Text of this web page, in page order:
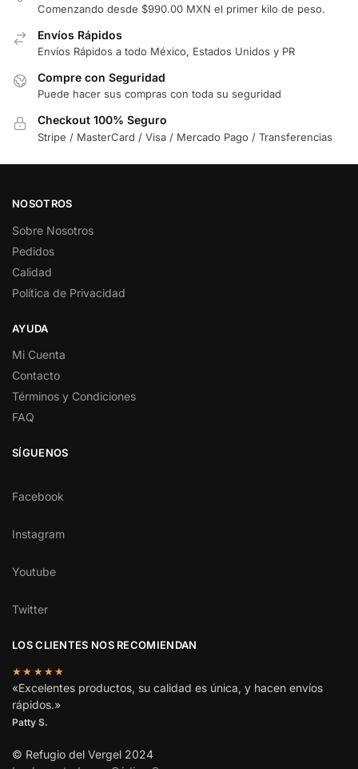
Comenzando desde $990.00 MXN el primer kilo de peso.
Envíos Rápidos
Envíos Rápidos a todo México, Estados Unidos y PR
Compre con Seguridad
Puede hacer sus compras con toda su seguridad
Checkout 100% Seguro
Stripe / MasterCard / Visa / Mercado Pago / Transferencias
NOSOTROS
Sobre Nosotros
Pedidos
Calidad
Política de Privacidad
AYUDA
Mi Cuenta
Contacto
Términos y Condiciones
FAQ
SÍGUENOS
Facebook
Instagram
Youtube
Twitter
LOS CLIENTES NOS RECOMIENDAN
★★★★★
«Excelentes productos, su calidad es única, y hacen envíos
rápidos.»
Patty S.
© Refugio del Vergel 2024